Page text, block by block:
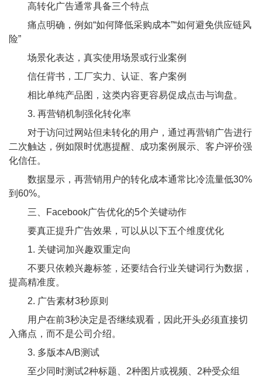
高转化广告通常具备三个特点
痛点明确，例如“如何降低采购成本”“如何避免供应链风
险”
场景化表达，真实使用场景或行业案例
信任背书，工厂实力、认证、客户案例
相比单纯产品图，这类内容更容易促成点击与询盘。
3. 再营销机制强化转化率
对于访问过网站但未转化的用户，通过再营销广告进行
二次触达，例如限时优惠提醒、成功案例展示、客户评价强
化信任。
数据显示，再营销用户的转化成本通常比冷流量低30%
到60%。
三、Facebook广告优化的5个关键动作
要真正提升广告效果，可以从以下五个维度优化
1. 关键词加兴趣双重定向
不要只依赖兴趣标签，还要结合行业关键词行为数据，
提高精准度。
2. 广告素材3秒原则
用户在前3秒决定是否继续观看，因此开头必须直接切
入痛点，而不是公司介绍。
3. 多版本A/B测试
至少同时测试2种标题、2种图片或视频、2种受众组